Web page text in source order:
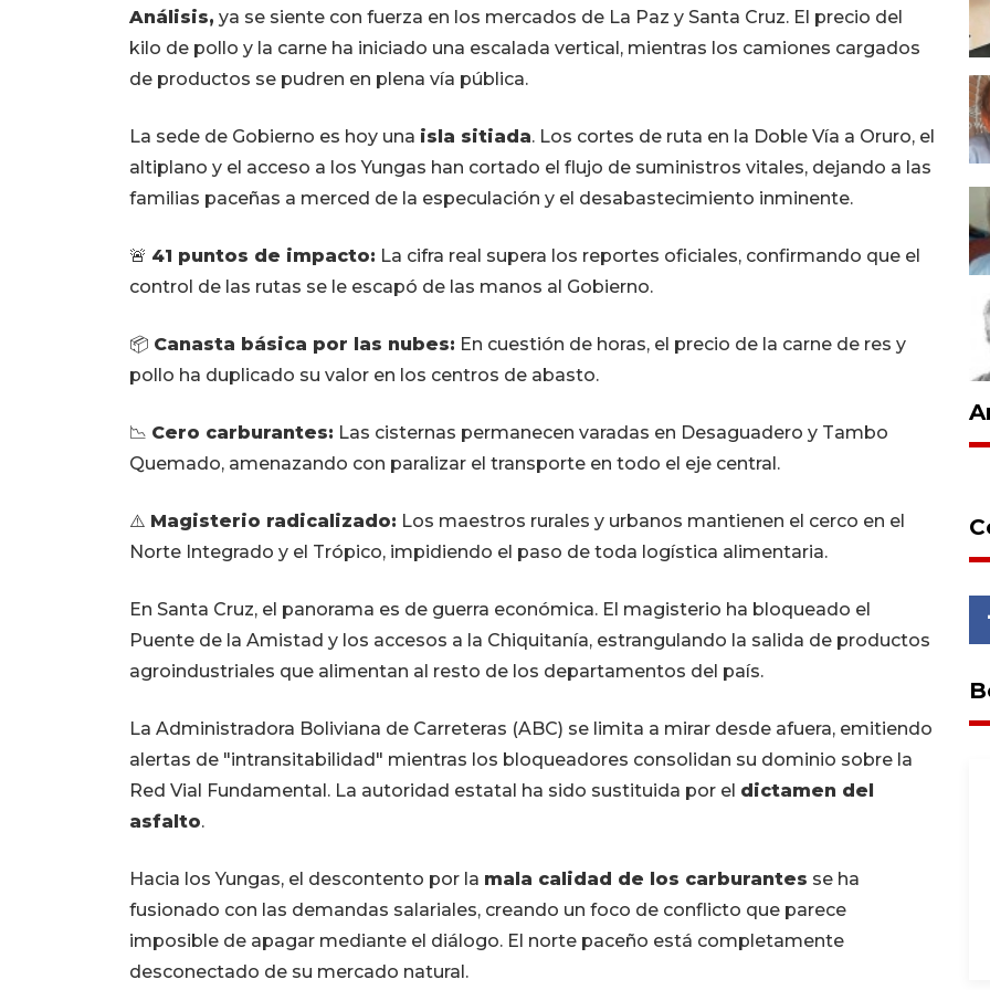
Análisis, ya se siente con fuerza en los mercados de La Paz y Santa Cruz. El precio del
kilo de pollo y la carne ha iniciado una escalada vertical, mientras los camiones cargados
de productos se pudren en plena vía pública.
La sede de Gobierno es hoy una isla sitiada. Los cortes de ruta en la Doble Vía a Oruro, el
altiplano y el acceso a los Yungas han cortado el flujo de suministros vitales, dejando a las
familias paceñas a merced de la especulación y el desabastecimiento inminente.
🚨 41 puntos de impacto: La cifra real supera los reportes oficiales, confirmando que el
control de las rutas se le escapó de las manos al Gobierno.
📦 Canasta básica por las nubes: En cuestión de horas, el precio de la carne de res y
pollo ha duplicado su valor en los centros de abasto.
📉 Cero carburantes: Las cisternas permanecen varadas en Desaguadero y Tambo
Quemado, amenazando con paralizar el transporte en todo el eje central.
⚠️ Magisterio radicalizado: Los maestros rurales y urbanos mantienen el cerco en el
Norte Integrado y el Trópico, impidiendo el paso de toda logística alimentaria.
En Santa Cruz, el panorama es de guerra económica. El magisterio ha bloqueado el
Puente de la Amistad y los accesos a la Chiquitanía, estrangulando la salida de productos
agroindustriales que alimentan al resto de los departamentos del país.
La Administradora Boliviana de Carreteras (ABC) se limita a mirar desde afuera, emitiendo
alertas de "intransitabilidad" mientras los bloqueadores consolidan su dominio sobre la
Red Vial Fundamental. La autoridad estatal ha sido sustituida por el dictamen del
asfalto.
Hacia los Yungas, el descontento por la mala calidad de los carburantes se ha
fusionado con las demandas salariales, creando un foco de conflicto que parece
imposible de apagar mediante el diálogo. El norte paceño está completamente
desconectado de su mercado natural.